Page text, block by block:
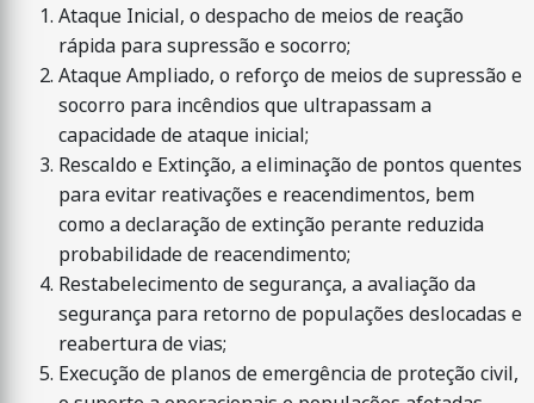
Ataque Inicial, o despacho de meios de reação
rápida para supressão e socorro;
Ataque Ampliado, o reforço de meios de supressão e
socorro para incêndios que ultrapassam a
capacidade de ataque inicial;
Rescaldo e Extinção, a eliminação de pontos quentes
para evitar reativações e reacendimentos, bem
como a declaração de extinção perante reduzida
probabilidade de reacendimento;
Restabelecimento de segurança, a avaliação da
segurança para retorno de populações deslocadas e
reabertura de vias;
Execução de planos de emergência de proteção civil,